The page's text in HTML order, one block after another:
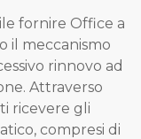
fornire Office a
il meccanismo
rinnovo ad
Attraverso
ricevere gli
compresi di